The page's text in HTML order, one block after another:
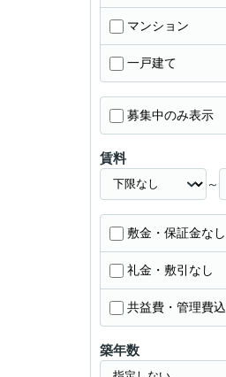
マンション
一戸建て
募集中のみ表示
賃料
～
敷金・保証金なし
礼金・敷引なし
共益費・管理費
築年数